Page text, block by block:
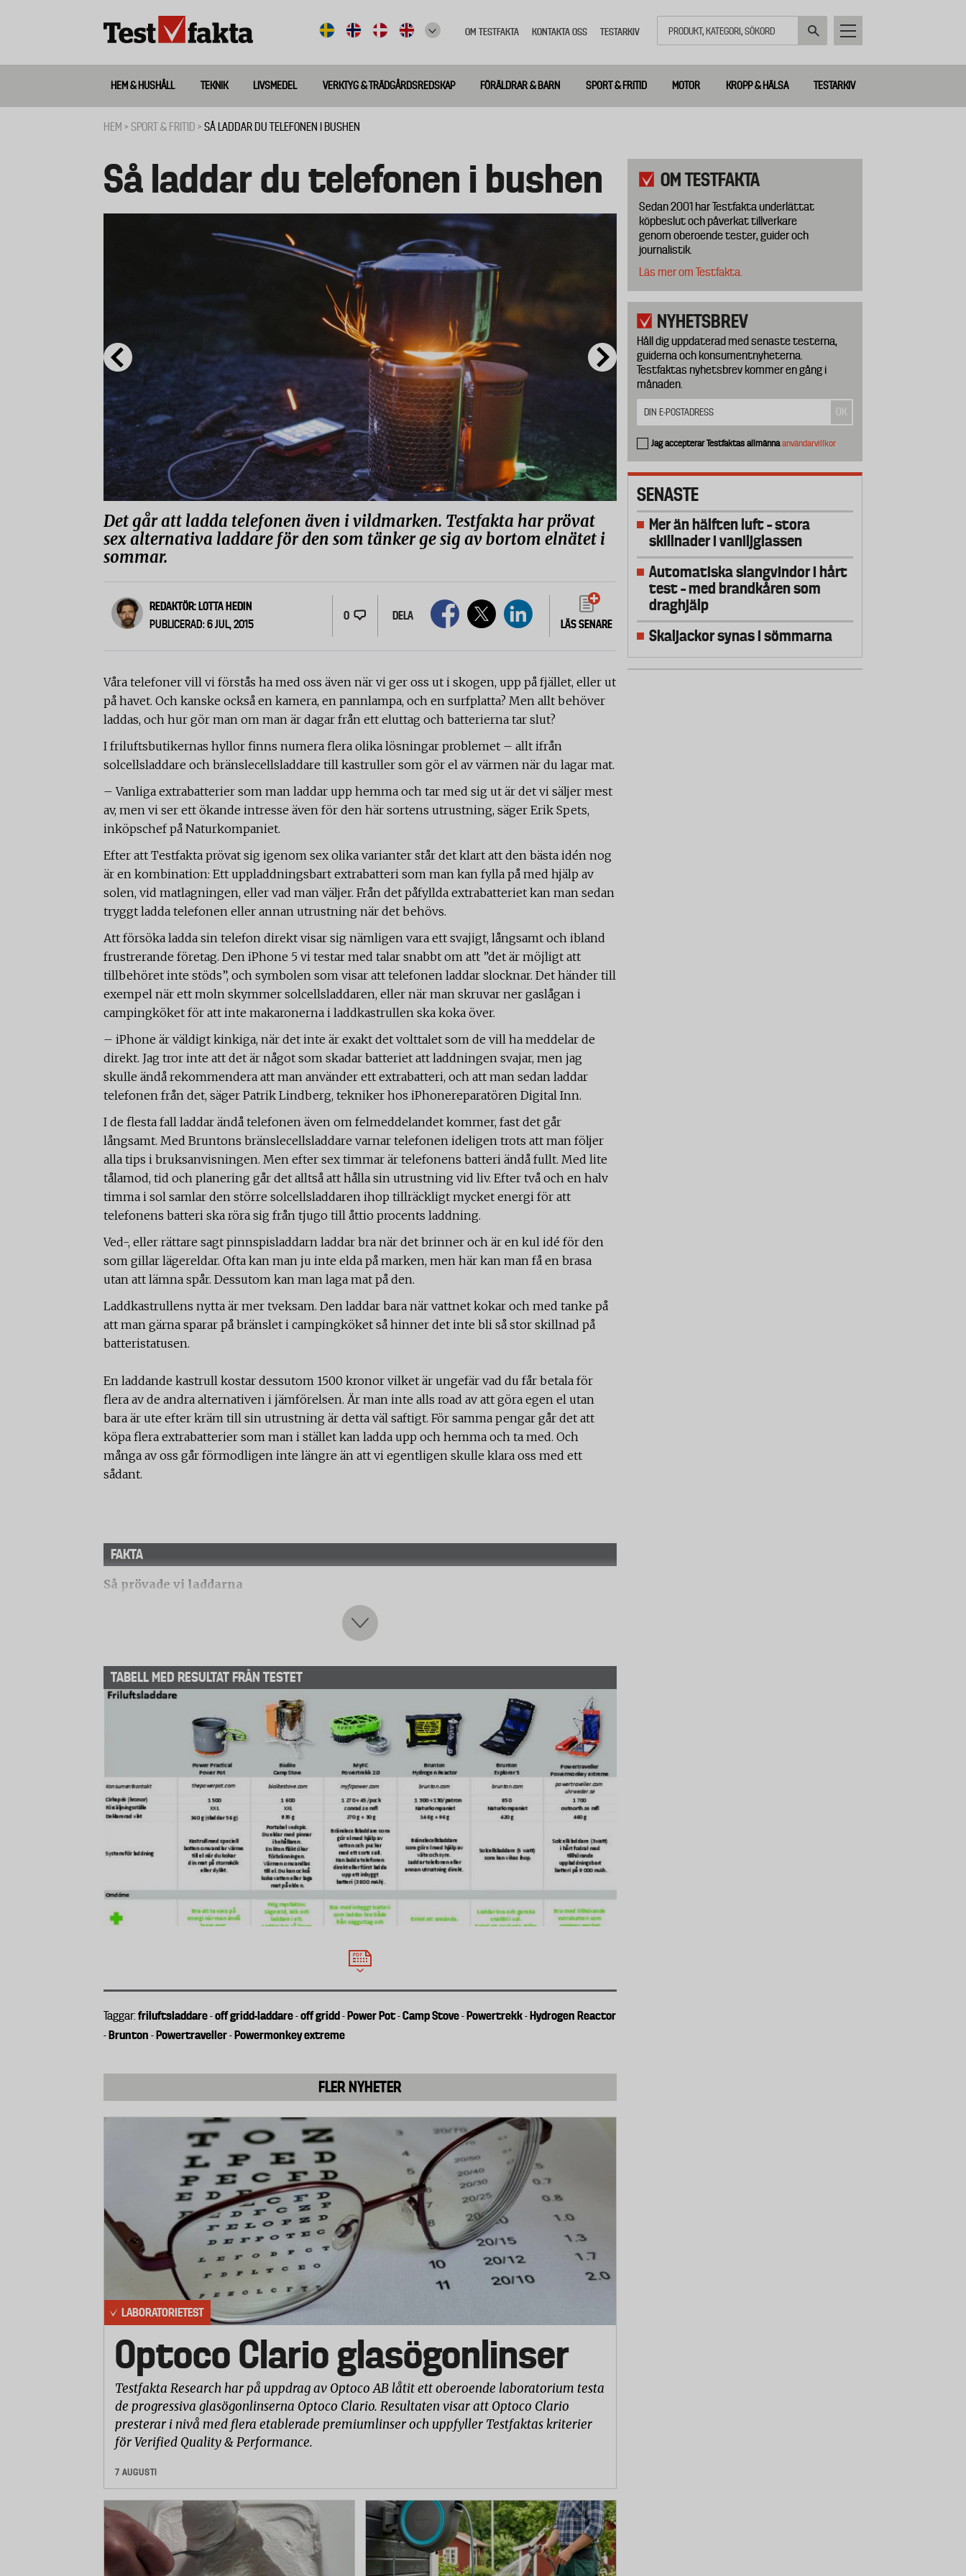
meny
OM TESTFAKTA KONTAKTA OSS TESTARKIV
Huvudmeny
ny
HEM & HUSHÅLL TEKNIK LIVSMEDEL VERKTYG & TRÄDGÅRDSREDSKAP FÖRÄLDRAR & BARN SPORT & FRITID MOTOR KROPP & HÄLSA TESTARKIV
HEM SPORT & FRITID SÅ LADDAR DU TELEFONEN I BUSHEN
Så laddar du telefonen i bushen
Det går att ladda telefonen även i vildmarken. Testfakta har prövat
sex alternativa laddare för den som tänker ge sig av bortom elnätet i
sommar.
REDAKTÖR: LOTTA HEDIN
PUBLICERAD: 6 JUL, 2015
0 DELA
LÄS SENARE
Våra telefoner vill vi förstås ha med oss även när vi ger oss ut i skogen, upp på fjället, eller ut
på havet. Och kanske också en kamera, en pannlampa, och en surfplatta? Men allt behöver
laddas, och hur gör man om man är dagar från ett eluttag och batterierna tar slut?
I friluftsbutikernas hyllor finns numera flera olika lösningar problemet – allt ifrån
solcellsladdare och bränslecellsladdare till kastruller som gör el av värmen när du lagar mat.
– Vanliga extrabatterier som man laddar upp hemma och tar med sig ut är det vi säljer mest
av, men vi ser ett ökande intresse även för den här sortens utrustning, säger Erik Spets,
inköpschef på Naturkompaniet.
Efter att Testfakta prövat sig igenom sex olika varianter står det klart att den bästa idén nog
är en kombination: Ett uppladdningsbart extrabatteri som man kan fylla på med hjälp av
solen, vid matlagningen, eller vad man väljer. Från det påfyllda extrabatteriet kan man sedan
tryggt ladda telefonen eller annan utrustning när det behövs.
Att försöka ladda sin telefon direkt visar sig nämligen vara ett svajigt, långsamt och ibland
frustrerande företag. Den iPhone 5 vi testar med talar snabbt om att ”det är möjligt att
tillbehöret inte stöds”, och symbolen som visar att telefonen laddar slocknar. Det händer till
exempel när ett moln skymmer solcellsladdaren, eller när man skruvar ner gaslågan i
campingköket för att inte makaronerna i laddkastrullen ska koka över.
– iPhone är väldigt kinkiga, när det inte är exakt det volttalet som de vill ha meddelar de
direkt. Jag tror inte att det är något som skadar batteriet att laddningen svajar, men jag
skulle ändå rekommendera att man använder ett extrabatteri, och att man sedan laddar
telefonen från det, säger Patrik Lindberg, tekniker hos iPhonereparatören Digital Inn.
I de flesta fall laddar ändå telefonen även om felmeddelandet kommer, fast det går
långsamt. Med Bruntons bränslecellsladdare varnar telefonen ideligen trots att man följer
alla tips i bruksanvisningen. Men efter sex timmar är telefonens batteri ändå fullt. Med lite
tålamod, tid och planering går det alltså att hålla sin utrustning vid liv. Efter två och en halv
timma i sol samlar den större solcellsladdaren ihop tillräckligt mycket energi för att
telefonens batteri ska röra sig från tjugo till åttio procents laddning.
Ved-, eller rättare sagt pinnspisladdarn laddar bra när det brinner och är en kul idé för den
som gillar lägereldar. Ofta kan man ju inte elda på marken, men här kan man få en brasa
utan att lämna spår. Dessutom kan man laga mat på den.
Laddkastrullens nytta är mer tveksam. Den laddar bara när vattnet kokar och med tanke på
att man gärna sparar på bränslet i campingköket så hinner det inte bli så stor skillnad på
batteristatusen.
En laddande kastrull kostar dessutom 1500 kronor vilket är ungefär vad du får betala för
flera av de andra alternativen i jämförelsen. Är man inte alls road av att göra egen el utan
bara är ute efter kräm till sin utrustning är detta väl saftigt. För samma pengar går det att
köpa flera extrabatterier som man i stället kan ladda upp och hemma och ta med. Och
många av oss går förmodligen inte längre än att vi egentligen skulle klara oss med ett
sådant.
FAKTA
Så prövade vi laddarna
För att testa de olika laddarna använde i använde vi en iPhone 5, vars batteri rymmer 1440
mAh. De laddare som har inbyggda eller medföljande batterier testades även med dem.
TABELL MED RESULTAT FRÅN TESTET
Taggar: friluftsladdare-off gridd-laddare-off gridd-Power Pot-Camp Stove-Powertrekk-Hydrogen Reactor
-Brunton -Powertraveller-Powermonkey extreme
FLER NYHETER
LABORATORIETEST
Optoco Clario glasögonlinser
Testfakta Research har på uppdrag av Optoco AB låtit ett oberoende laboratorium testa
de progressiva glasögonlinserna Optoco Clario. Resultaten visar att Optoco Clario
presterar i nivå med flera etablerade premiumlinser och uppfyller Testfaktas kriterier
för Verified Quality & Performance.
7 AUGUSTI
OM TESTFAKTA
Sedan 2001 har Testfakta underlättat
köpbeslut och påverkat tillverkare
genom oberoende tester, guider och
journalistik.
Läs mer om Testfakta.
NYHETSBREV
Håll dig uppdaterad med senaste testerna,
guiderna och konsumentnyheterna.
Testfaktas nyhetsbrev kommer en gång i
månaden.
Jag accepterar Testfaktas allmännaanvändarvillkor
SENASTE
Mer än hälften luft – stora
skillnader i vaniljglassen
Automatiska slangvindor i hårt
test – med brandkåren som
draghjälp
Skaljackor synas i sömmarna